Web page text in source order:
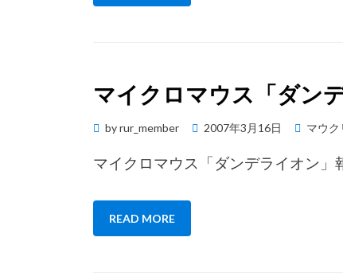
マイクロマウス「ダン
byrur_member
Posted
2007年3月16日 マウク
マイクロマウス「ダンデライオン
READ MORE